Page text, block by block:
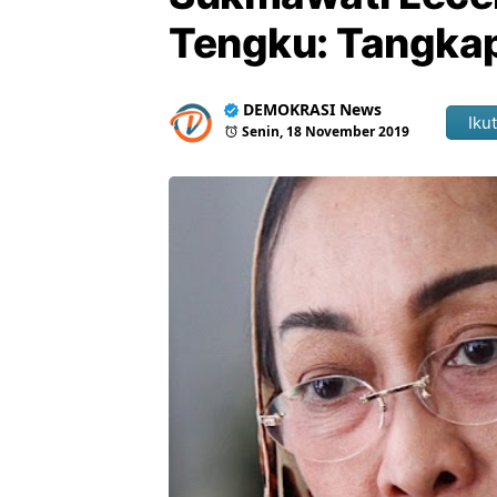
Tengku:
DEMOKRASI News
Senin, 18 November 2019